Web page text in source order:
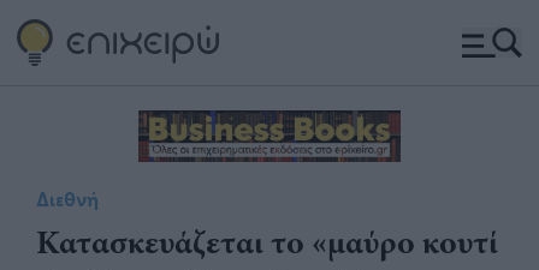
Διεθνή
Κατασκευάζεται το «μαύρο κουτί